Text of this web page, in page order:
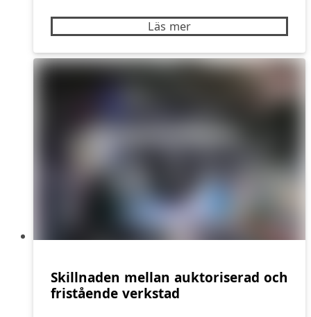
Läs mer
Skillnaden mellan auktoriserad och
fristående verkstad